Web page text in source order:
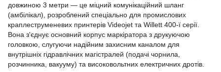
довжиною 3 метри — це міцний комунікаційний шланг
(амбілікал), розроблений спеціально для промислових
краплеструменевих принтерів Videojet та Willett 400-ї серії.
Вона з'єднує основний корпус маркіратора з друкуючою
головкою, слугуючи надійним захисним каналом для
внутрішніх гідравлічних магістралей (подачі чорнила,
розчинника, вакууму) та високовольтних електричних дротів.